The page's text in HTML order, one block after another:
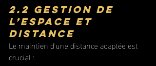
2.2 Gestion de
l’espace et
distance
Le maintien d’une distance adaptée est
crucial :